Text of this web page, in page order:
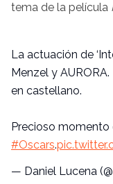
tema de la película
La actuación de
Menzel y
en castellano.
Precioso momento
#Oscars.
— Daniel Lucena